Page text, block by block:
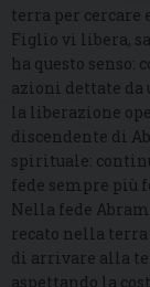
terra per cercare
Figlio vi libera,
ha questo senso:
azioni dettate da
la liberazione
discendente di
spirituale:
fede sempre più
Nella fede
recato nella terra
di arrivare alla
aspettando la